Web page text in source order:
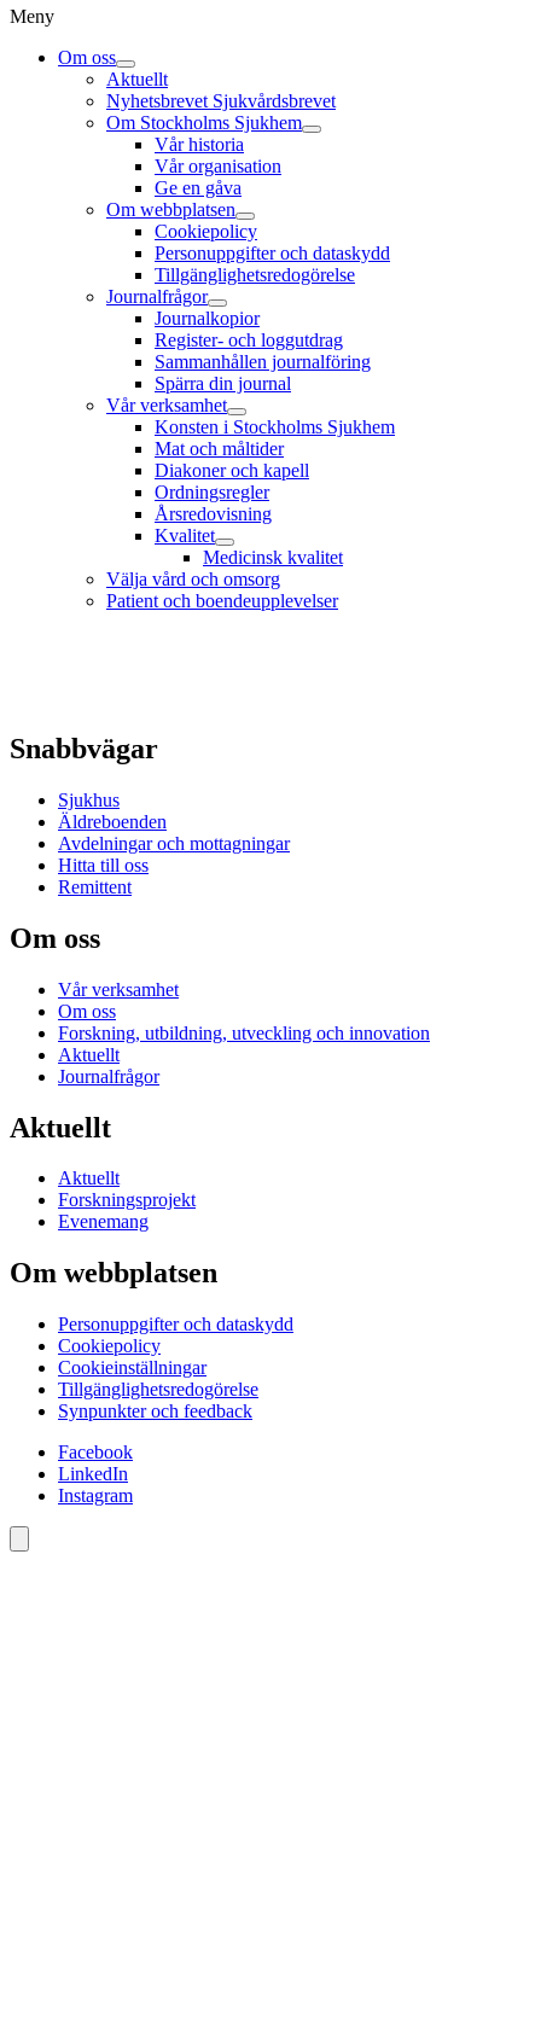
Meny
Om oss
Aktuellt
Nyhetsbrevet Sjukvårdsbrevet
Om Stockholms Sjukhem
Vår historia
Vår organisation
Ge en gåva
Om webbplatsen
Cookiepolicy
Personuppgifter och dataskydd
Tillgänglighetsredogörelse
Journalfrågor
Journalkopior
Register- och loggutdrag
Sammanhållen journalföring
Spärra din journal
Vår verksamhet
Konsten i Stockholms Sjukhem
Mat och måltider
Diakoner och kapell
Ordningsregler
Årsredovisning
Kvalitet
Medicinsk kvalitet
Välja vård och omsorg
Patient och boendeupplevelser
Snabbvägar
Sjukhus
Äldreboenden
Avdelningar och mottagningar
Hitta till oss
Remittent
Om oss
Vår verksamhet
Om oss
Forskning, utbildning, utveckling och innovation
Aktuellt
Journalfrågor
Aktuellt
Aktuellt
Forskningsprojekt
Evenemang
Om webbplatsen
Personuppgifter och dataskydd
Cookiepolicy
Cookieinställningar
Tillgänglighetsredogörelse
Synpunkter och feedback
Facebook
LinkedIn
Instagram